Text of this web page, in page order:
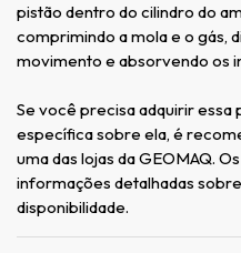
pistão dentro do cilindro do
comprimindo a mola e o gás,
movimento e absorvendo os
Se você precisa adquirir essa
específica sobre ela, é
uma das lojas da GEOMAQ.
informações detalhadas
disponibilidade.